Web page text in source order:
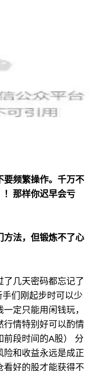
要频繁操作。千万不
！那样你迟早会亏
方法，但锻炼不了心
了几天密码都忘记了
们刚起步时可以少
定只能用闲钱玩，
行情特别好可以酌情
前段时间的A股） 分
险和收益永远是成正
看好的股才能获得不